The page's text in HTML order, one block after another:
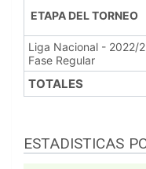
ETAPA DEL TORNEO
Liga Nacional - 2022/
Fase Regular
TOTALES
ESTADISTICAS